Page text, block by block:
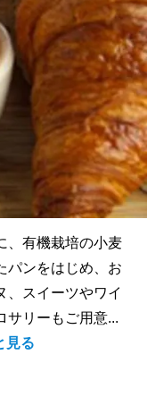
、有機栽培の小麦
パンをはじめ、お
、スイーツやワイ
サリーもご用意...
見る